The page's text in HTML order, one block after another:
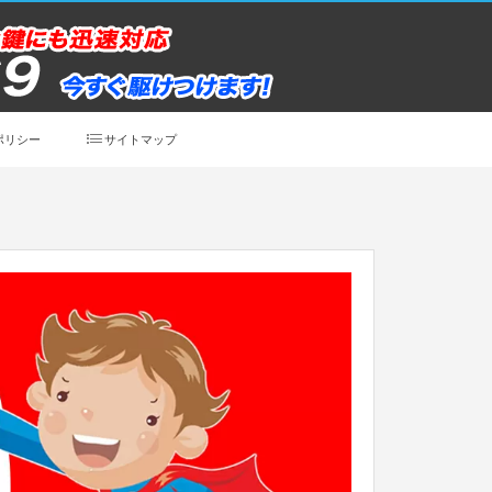
リシー サイトマップ